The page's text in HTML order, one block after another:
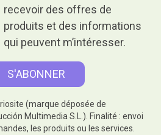
recevoir des offres de
produits et des informations
qui peuvent m’intéresser.
(marque déposée de
Multimedia S.L.). Finalité : envoi
les produits ou les services.